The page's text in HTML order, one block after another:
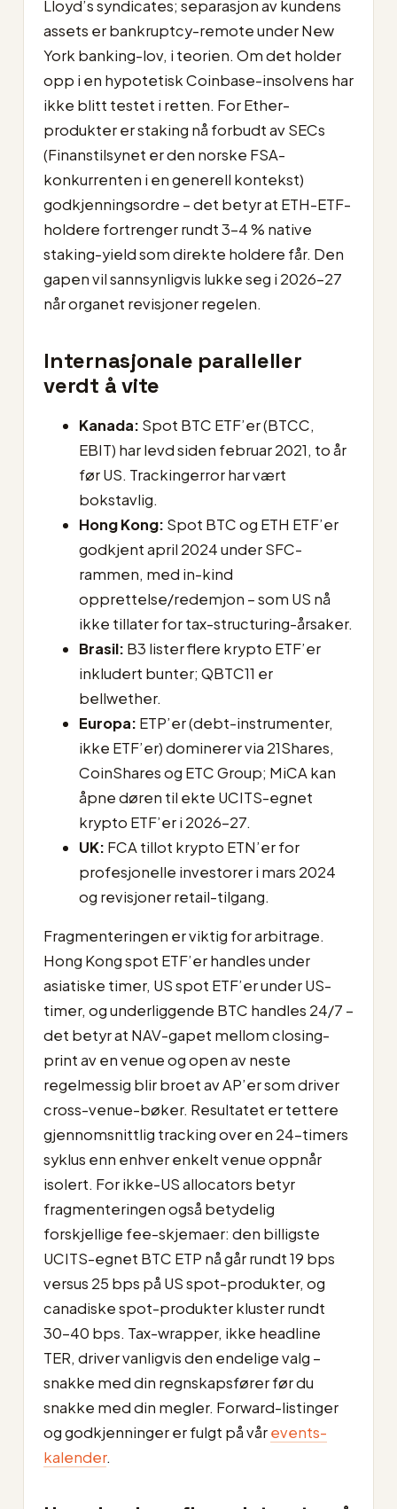
Lloyd’s syndicates; separasjon av kundens
assets er bankruptcy-remote under New
York banking-lov, i teorien. Om det holder
opp i en hypotetisk Coinbase-insolvens har
ikke blitt testet i retten. For Ether-
produkter er staking nå forbudt av SECs
(Finanstilsynet er den norske FSA-
konkurrenten i en generell kontekst)
godkjenningsordre – det betyr at ETH-ETF-
holdere fortrenger rundt 3–4 % native
staking-yield som direkte holdere får. Den
gapen vil sannsynligvis lukke seg i 2026–27
når organet revisjoner regelen.
Internasjonale paralleller
verdt å vite
Kanada: Spot BTC ETF’er (BTCC,
EBIT) har levd siden februar 2021, to år
før US. Trackingerror har vært
bokstavlig.
Hong Kong: Spot BTC og ETH ETF’er
godkjent april 2024 under SFC-
rammen, med in-kind
opprettelse/redemjon – som US nå
ikke tillater for tax-structuring-årsaker.
Brasil: B3 lister flere krypto ETF’er
inkludert bunter; QBTC11 er
bellwether.
Europa: ETP’er (debt-instrumenter,
ikke ETF’er) dominerer via 21Shares,
CoinShares og ETC Group; MiCA kan
åpne døren til ekte UCITS-egnet
krypto ETF’er i 2026–27.
UK: FCA tillot krypto ETN’er for
profesjonelle investorer i mars 2024
og revisjoner retail-tilgang.
Fragmenteringen er viktig for arbitrage.
Hong Kong spot ETF’er handles under
asiatiske timer, US spot ETF’er under US-
timer, og underliggende BTC handles 24/7 –
det betyr at NAV-gapet mellom closing-
print av en venue og open av neste
regelmessig blir broet av AP’er som driver
cross-venue-bøker. Resultatet er tettere
gjennomsnittlig tracking over en 24-timers
syklus enn enhver enkelt venue oppnår
isolert. For ikke-US allocators betyr
fragmenteringen også betydelig
forskjellige fee-skjemaer: den billigste
UCITS-egnet BTC ETP nå går rundt 19 bps
versus 25 bps på US spot-produkter, og
canadiske spot-produkter kluster rundt
30–40 bps. Tax-wrapper, ikke headline
TER, driver vanligvis den endelige valg –
snakke med din regnskapsfører før du
snakke med din megler. Forward-listinger
og godkjenninger er fulgt på vårevents-
kalender.